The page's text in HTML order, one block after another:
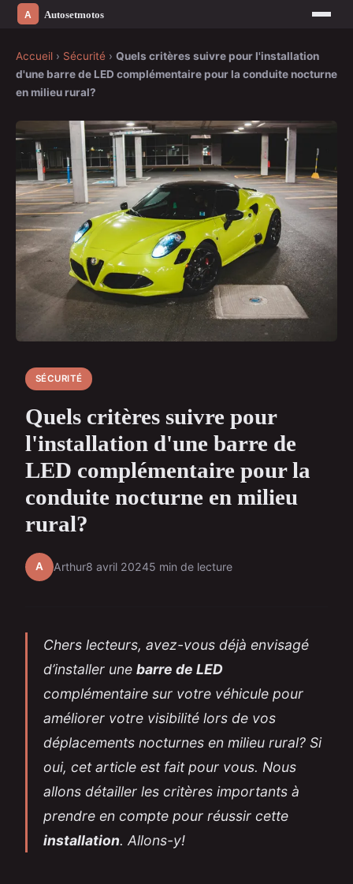
Accueil › Sécurité › Quels critères suivre pour l'installation
d'une barre de LED complémentaire pour la conduite nocturne
en milieu rural?
SÉCURITÉ
Quels critères suivre pour
l'installation d'une barre de
LED complémentaire pour la
conduite nocturne en milieu
rural?
A Arthur8 avril 20245 min de lecture
Chers lecteurs, avez-vous déjà envisagé
d’installer une barre de LED
complémentaire sur votre véhicule pour
améliorer votre visibilité lors de vos
déplacements nocturnes en milieu rural? Si
oui, cet article est fait pour vous. Nous
allons détailler les critères importants à
prendre en compte pour réussir cette
installation. Allons-y!